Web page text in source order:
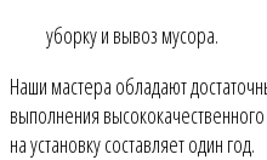
уборку и вывоз мусора.
Наши мастера обладают
выполнения
на установку составляет один год.